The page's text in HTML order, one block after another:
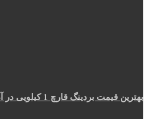
بهترین قیمت بردینگ قارچ 1 کیلویی در آذر ۱۴۰۴